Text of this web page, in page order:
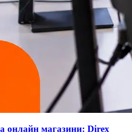
онлайн магазини: Direx